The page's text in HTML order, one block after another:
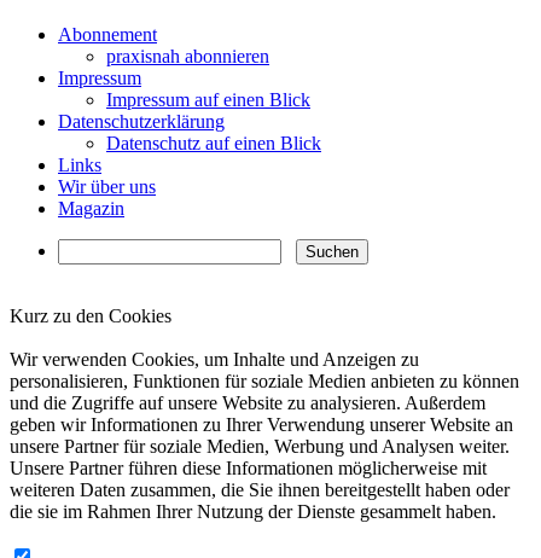
Abonnement
praxisnah abonnieren
Impressum
Impressum auf einen Blick
Datenschutzerklärung
Datenschutz auf einen Blick
Links
Wir über uns
Magazin
Kurz zu den Cookies
Wir verwenden Cookies, um Inhalte und Anzeigen zu
personalisieren, Funktionen für soziale Medien anbieten zu können
und die Zugriffe auf unsere Website zu analysieren. Außerdem
geben wir Informationen zu Ihrer Verwendung unserer Website an
unsere Partner für soziale Medien, Werbung und Analysen weiter.
Unsere Partner führen diese Informationen möglicherweise mit
weiteren Daten zusammen, die Sie ihnen bereitgestellt haben oder
die sie im Rahmen Ihrer Nutzung der Dienste gesammelt haben.